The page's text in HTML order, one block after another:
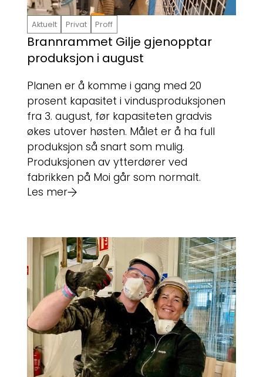
Aktuelt Privat Proff
Brannrammet Gilje gjenopptar
produksjon i august
Planen er å komme i gang med 20
prosent kapasitet i vindusproduksjonen
fra 3. august, før kapasiteten gradvis
økes utover høsten. Målet er å ha full
produksjon så snart som mulig.
Produksjonen av ytterdører ved
fabrikken på Moi går som normalt.
Les mer